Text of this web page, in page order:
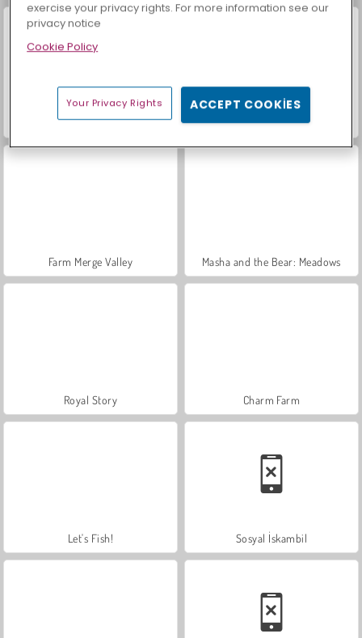
Mücevher Bahçesi Hikayesi Moda Prensesleri
Farm Merge Valley Masha and the Bear: Meadows
Royal Story Charm Farm
Let's Fish! Sosyal İskambil
exercise your privacy rights. For more information see our
privacy notice
Cookie Policy
Your Privacy Rights ACCEPT COOKIES